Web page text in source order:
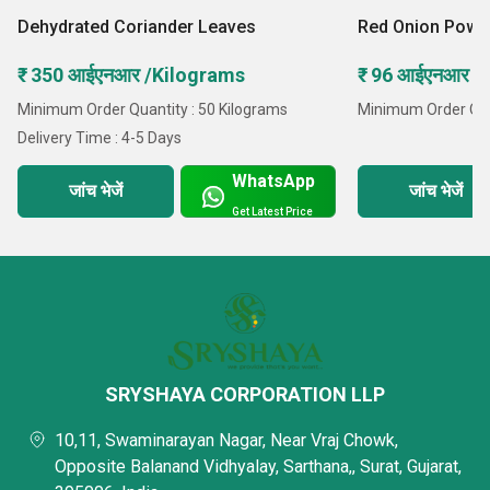
का अनुपालन सुनिश्चित करते हैं। इसके अलावा, हमारे उत्पादों के
सुरक्षित शिपमेंट के लिए उच्च गुणवत्ता वाली पैकिंग सामग्री का
उपयोग किया जाता है।
नीचे दी गईटीम के सदस्यहमारी टीम के कुछ प्रमुख सदस्य हैं:
Dehydrated Coriander Leaves
₹ 350 आईएनआर /Kilograms
Minimum Order Quantity : 50 Kilograms
Delivery Time : 4-5 Days
जांच भेजें WhatsApp
Get Latest Price
Red Onion
₹ 96 आईएनआर /
Minimum Order
जांच भेजें
SRYSHAYA CORPORATION LLP
10,11, Swaminarayan Nagar, Near Vraj Chowk,
Opposite Balanand Vidhyalay, Sarthana,, Surat, Gujarat,